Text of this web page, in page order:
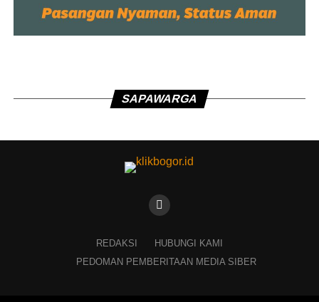
SAPAWARGA
REDAKSI
HUBUNGI KAMI
PEDOMAN PEMBERITAAN MEDIA SIBER